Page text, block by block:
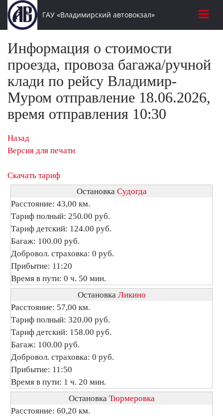
ГАУ «Владимирский автовокзал»
Информация о стоимости
проезда, провоза багажа/ручной
клади по рейсу Владимир-
Муром отправление 18.06.2026,
время отправления 10:30
Назад
Версия для печати
Скачать тариф
Остановка Судогда
Расстояние: 43,00 км.
Тариф полный: 250.00 руб.
Тариф детский: 124.00 руб.
Багаж: 100.00 руб.
Добровол. страховка: 0 руб.
Прибытие: 11:20
Время в пути: 0 ч. 50 мин.
Остановка Ликино
Расстояние: 57,00 км.
Тариф полный: 320.00 руб.
Тариф детский: 158.00 руб.
Багаж: 100.00 руб.
Добровол. страховка: 0 руб.
Прибытие: 11:50
Время в пути: 1 ч. 20 мин.
Остановка Тюрмеровка
Расстояние: 60,20 км.